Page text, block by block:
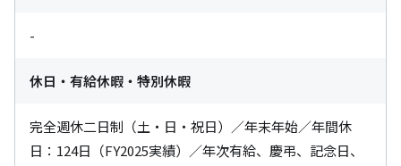
-
休日・有給休暇・特別休暇
完全週休二日制（土・日・祝日）／年末年始／年間休
日：124日（FY2025実績）／年次有給、慶弔、記念日、